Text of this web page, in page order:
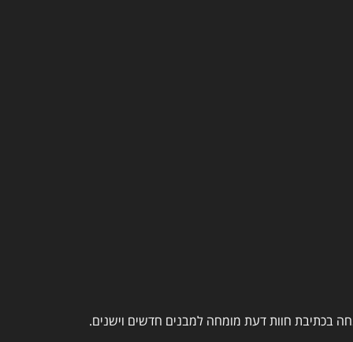
בכתיבת חוות דעת מומחה למבנים חדשים וישנים.